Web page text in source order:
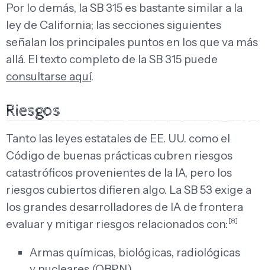
Por lo demás, la SB 315 es bastante similar a la
ley de California; las secciones siguientes
señalan los principales puntos en los que va más
allá. El texto completo de la SB 315 puede
consultarse aquí.
Riesgos
Tanto las leyes estatales de EE. UU. como el
Código de buenas prácticas cubren riesgos
catastróficos provenientes de la IA, pero los
riesgos cubiertos difieren algo. La SB 53 exige a
los grandes desarrolladores de IA de frontera
evaluar y mitigar riesgos relacionados con: [8]
Armas químicas, biológicas, radiológicas